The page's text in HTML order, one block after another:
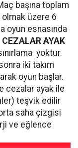
başına toplam
olmak üzere 6
oyun esnasında
CEZALAR AYAK
yoktur.
iki takım
oyun başlar.
cezalar ayak ile
teşvik edilir
saha çizgisi
ve eğlence